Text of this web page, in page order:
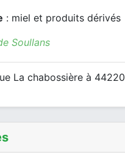
: miel et produits dérivés
Soullans
La chabossière à 44220